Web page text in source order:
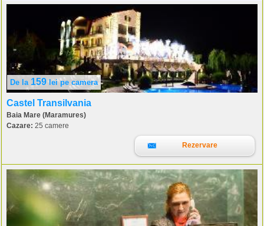
De la 159 leipe camera
Castel Transilvania
Baia Mare (Maramures)
Cazare: 25 camere
Rezervare